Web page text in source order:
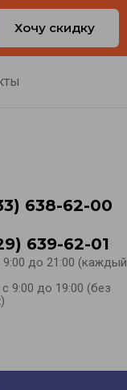
Хочу скидку
638-62-00
639-62-01
9:00 до 21:00 (каждый
9:00 до 19:00 (без